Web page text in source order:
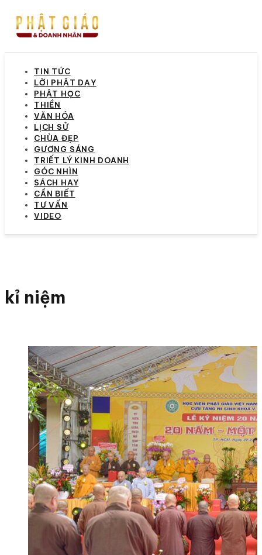
TIN TỨC
LỜI PHẬT DẠY
PHẬT HỌC
THIỀN
VĂN HÓA
LỊCH SỬ
CHÙA ĐẸP
GƯƠNG SÁNG
TRIẾT LÝ KINH DOANH
GÓC NHÌN
SÁCH HAY
CẦN BIẾT
TƯ VẤN
VIDEO
kỉ niệm